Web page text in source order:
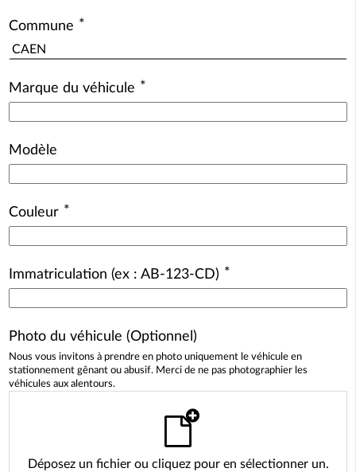
Commune *
Marque du véhicule *
Modèle
Couleur *
Immatriculation (ex : AB-123-CD) *
Photo du véhicule (Optionnel)
Nous vous invitons à prendre en photo uniquement le véhicule en
stationnement gênant ou abusif. Merci de ne pas photographier les
véhicules aux alentours.
Déposez un fichier ou cliquez pour en sélectionner un.